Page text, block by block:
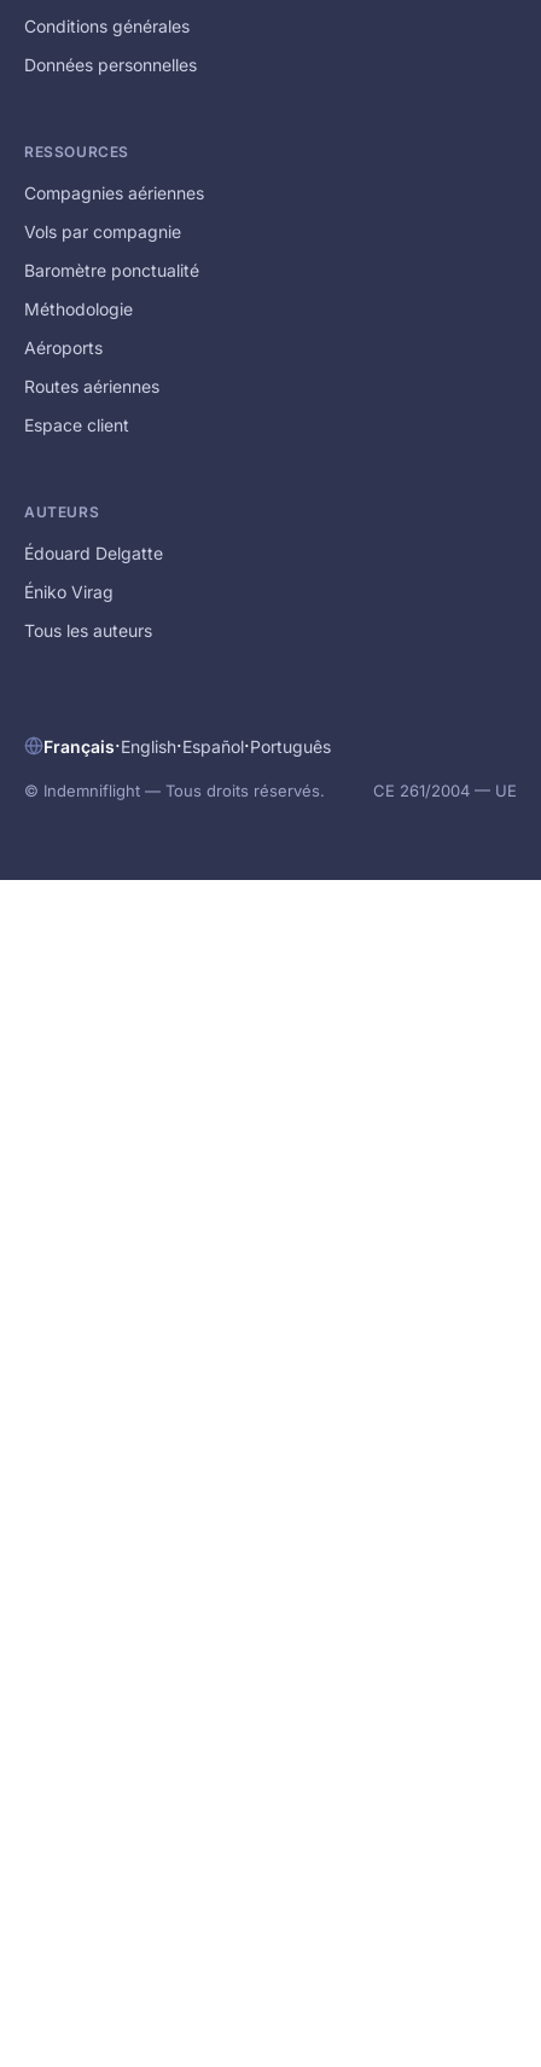
Conditions générales
Données personnelles
RESSOURCES
Compagnies aériennes
Vols par compagnie
Baromètre ponctualité
Méthodologie
Aéroports
Routes aériennes
Espace client
AUTEURS
Édouard Delgatte
Éniko Virag
Tous les auteurs
Français·English·Español·Português
© Indemniflight — Tous droits réservés. CE 261/2004 — UE